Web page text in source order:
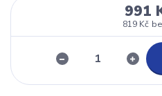
991
819 Kč